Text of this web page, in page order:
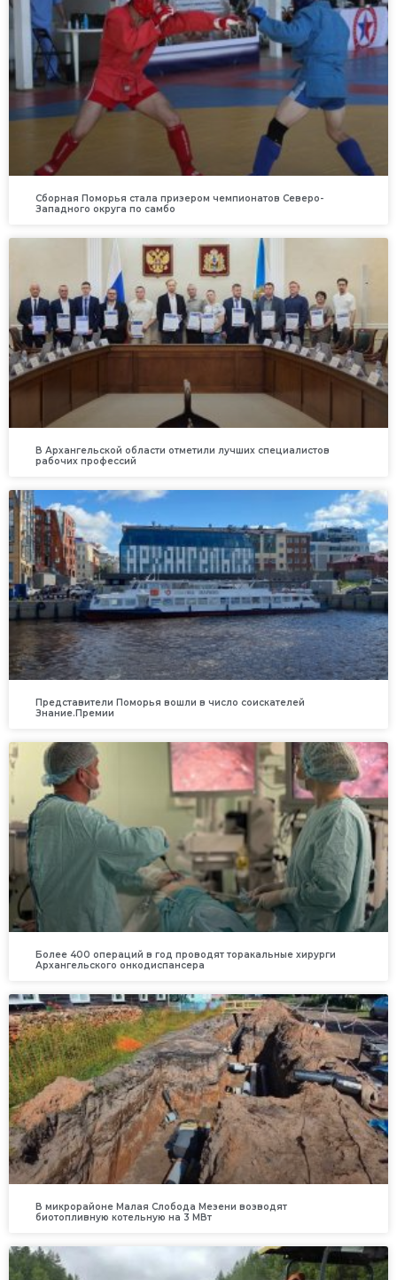
Сборная Поморья стала призером чемпионатов Северо-
Западного округа по самбо
В Архангельской области отметили лучших специалистов
рабочих профессий
Представители Поморья вошли в число соискателей
Знание.Премии
Более 400 операций в год проводят торакальные хирурги
Архангельского онкодиспансера
В микрорайоне Малая Слобода Мезени возводят
биотопливную котельную на 3 МВт